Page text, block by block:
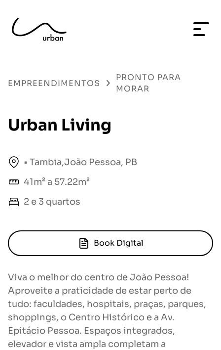
EMPREENDIMENTOS
PRONTO PARA
MORAR
Urban Living
• Tambia,João Pessoa, PB
41m² a 57.22m²
2 e 3 quartos
Book Digital
Viva o melhor do centro de João Pessoa!
Aproveite a praticidade de estar perto de
tudo: faculdades, hospitais, praças, parques,
shoppings, o Centro Histórico e a Av.
Epitácio Pessoa. Espaços integrados,
elevador e vista ampla completam a